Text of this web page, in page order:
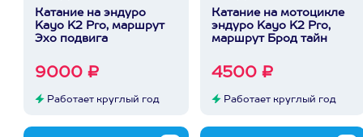
Катание на эндуро
Kayo K2 Pro, маршрут
Эхо подвига
9000 ₽
Работает круглый год
Катание на мотоцикле
эндуро Kayo K2 Pro,
маршрут Брод тайн
4500 ₽
Работает круглый год